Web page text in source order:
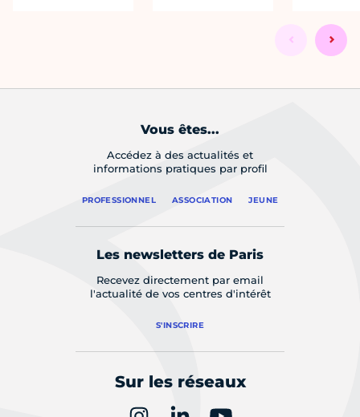
Vous êtes...
Accédez à des actualités et
informations pratiques par profil
PROFESSIONNEL ASSOCIATION JEUNE
Les newsletters de Paris
Recevez directement par email
l'actualité de vos centres d'intérêt
S'INSCRIRE
Sur les réseaux